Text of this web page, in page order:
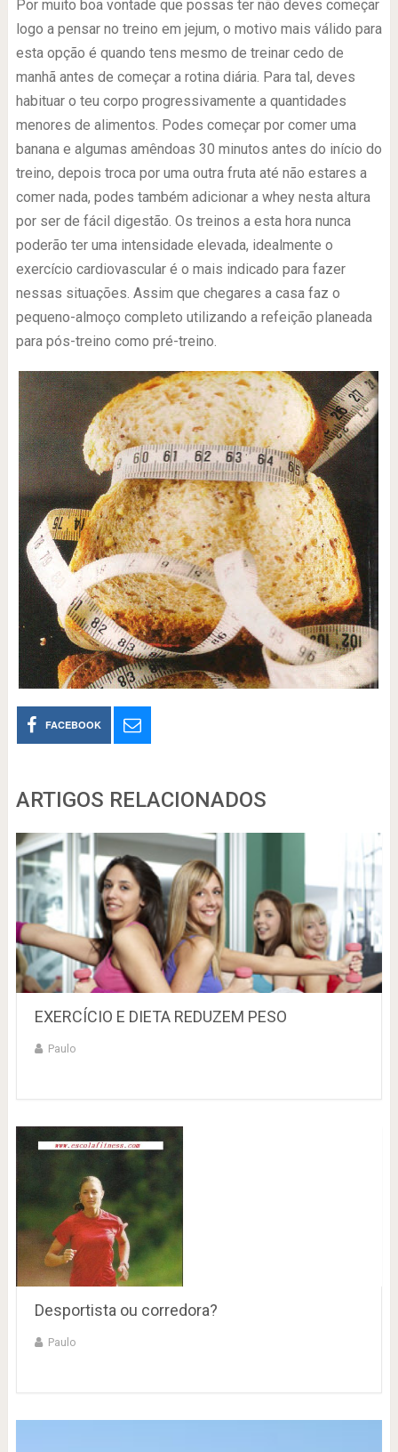
Por muito boa vontade que possas ter não deves começar
logo a pensar no treino em jejum, o motivo mais válido para
esta opção é quando tens mesmo de treinar cedo de
manhã antes de começar a rotina diária. Para tal, deves
habituar o teu corpo progressivamente a quantidades
menores de alimentos. Podes começar por comer uma
banana e algumas amêndoas 30 minutos antes do início do
treino, depois troca por uma outra fruta até não estares a
comer nada, podes também adicionar a whey nesta altura
por ser de fácil digestão. Os treinos a esta hora nunca
poderão ter uma intensidade elevada, idealmente o
exercício cardiovascular é o mais indicado para fazer
nessas situações. Assim que chegares a casa faz o
pequeno-almoço completo utilizando a refeição planeada
para pós-treino como pré-treino.
FACEBOOK
ARTIGOS RELACIONADOS
EXERCÍCIO E DIETA REDUZEM PESO
Paulo
Desportista ou corredora?
Paulo